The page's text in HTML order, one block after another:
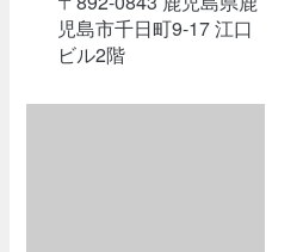
児島市千日町9-17 江口
ビル2階